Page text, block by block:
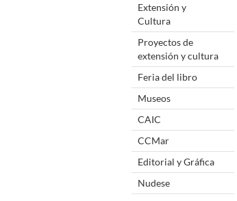
Extensión y
Cultura
Proyectos de
extensión y cultura
Feria del libro
Museos
CAIC
CCMar
Editorial y Gráfica
Nudese